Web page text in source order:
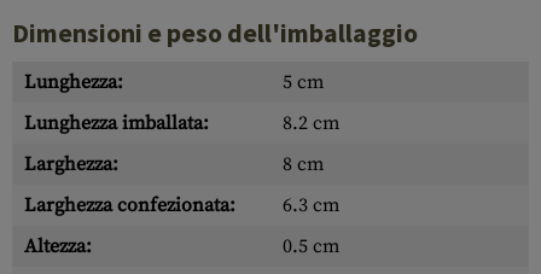
Dimensioni e peso dell'imballaggio
Lunghezza:
5 cm
Lunghezza imballata:
8.2 cm
Larghezza:
8 cm
Larghezza confezionata:
6.3 cm
Altezza:
0.5 cm